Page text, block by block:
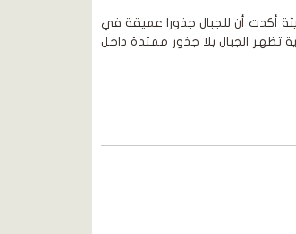
أكدت أن للجبال جذورا عميقة في
تظهر الجبال بلا جذور ممتدة داخل